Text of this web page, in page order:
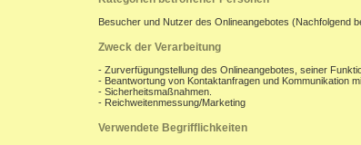
Besucher und Nutzer des Onlineangebotes (Nachfolgend
Zweck der Verarbeitung
- Zurverfügungstellung des Onlineangebotes, seiner
- Beantwortung von Kontaktanfragen und Kommunikation
- Sicherheitsmaßnahmen.
- Reichweitenmessung/Marketing
Verwendete Begrifflichkeiten